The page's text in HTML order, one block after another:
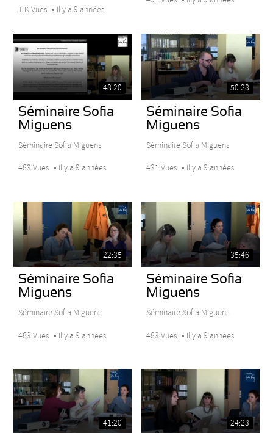
1 K Vues Il y a 9 années
48:20
Séminaire Sofia
Miguens
Séminaire Sofia Miguens
483 Vues Il y a 9 années
50:28
Séminaire Sofia
Miguens
Séminaire Sofia Miguens
431 Vues Il y a 9 années
22:35
Séminaire Sofia
Miguens
Séminaire Sofia Miguens
463 Vues Il y a 9 années
35:46
Séminaire Sofia
Miguens
Séminaire Sofia Miguens
483 Vues Il y a 9 années
41:20 24:23